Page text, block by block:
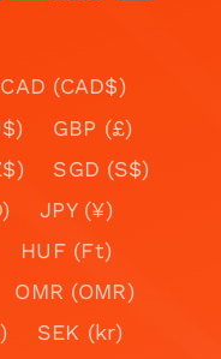
CAD (CAD$)
GBP (£)
SGD (S$)
JPY (¥)
HUF (Ft)
OMR (OMR)
SEK (kr)